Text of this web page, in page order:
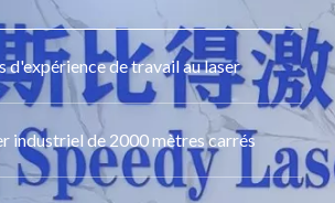
d'expérience de travail au laser
industriel de 2000 mètres carrés